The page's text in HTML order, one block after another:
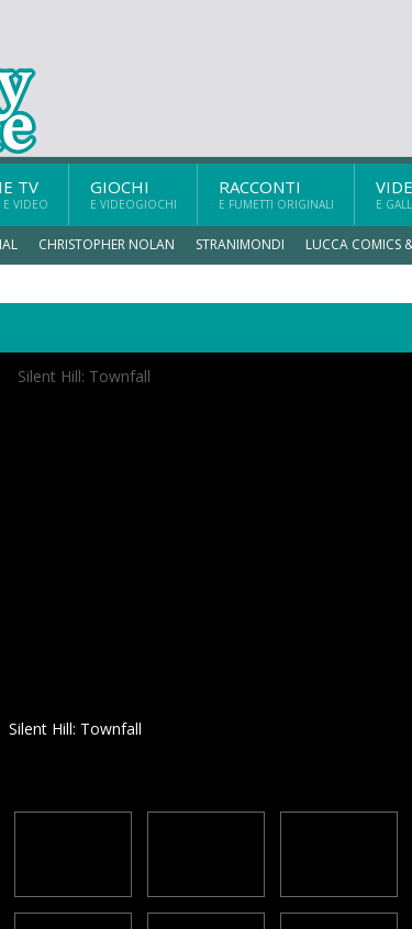
TV
E VIDEO
GIOCHI
E VIDEOGIOCHI
RACCONTI
E FUMETTI ORIGINALI E
CHRISTOPHER NOLAN STRANIMONDI LUCCA COMICS
Silent Hill: Townfall